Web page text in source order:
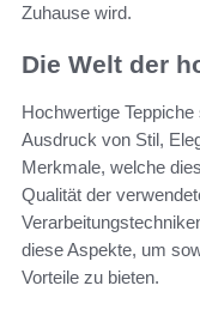
Zuhause wird.
Die Welt der
Hochwertige
Ausdruck von Stil,
Merkmale, welche
Qualität der
diese Aspekte, um
Vorteile zu bieten.